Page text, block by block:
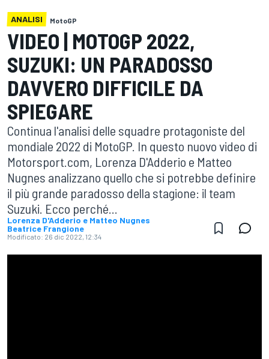
ANALISI MotoGP
VIDEO | MOTOGP 2022,
SUZUKI: UN PARADOSSO
DAVVERO DIFFICILE DA
SPIEGARE
Continua l'analisi delle squadre protagoniste del
mondiale 2022 di MotoGP. In questo nuovo video di
Motorsport.com, Lorenza D'Adderio e Matteo
Nugnes analizzano quello che si potrebbe definire
il più grande paradosso della stagione: il team
Suzuki. Ecco perché...
Lorenza D'Adderio e Matteo Nugnes
Beatrice Frangione
Modificato: 26 dic 2022, 12:34